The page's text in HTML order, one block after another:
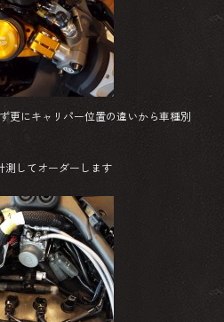
更にキャリパー位置の違いから車種別
測してオーダーします